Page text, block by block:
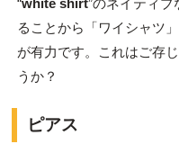
ることから「ワイシャツ
が有力です。これはご存
うか？
ピアス